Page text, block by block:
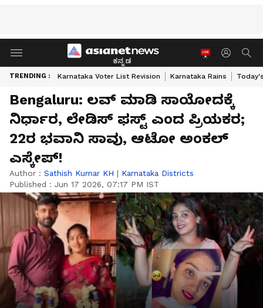
ಕನ್ನಡ
TRENDING : Karnataka Voter List Revision Karnataka Rains
Bengaluru: ಲವ್ ಮಾಡಿ ಸಾಯೋದಕ್ಕೆ
ನಿರ್ಧಾರ, ಲೇಡಿಸ್ ಫಸ್ಟ್ ಎಂದ ಪ್ರಿಯಕರ;
22ರ ಭವಾನಿ ಸಾವು, ಆಟೋ ಅಂಕಲ್
ಎಸ್ಕೇಪ್!
Author : Sathish Kumar KH | Karnataka Districts
Published : Jun 17 2026, 07:17 PM IST